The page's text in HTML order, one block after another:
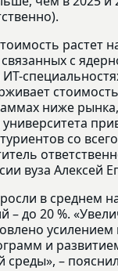
растет
с
ИТ-
ниже рынка,
со
вуза Алексей
в среднем
– до 20 %.
усилением
и
среды», –